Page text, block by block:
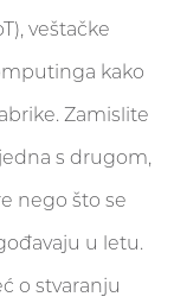
veštačke
kako
Zamislite
s drugom,
nego što se
u letu.
o stvaranju